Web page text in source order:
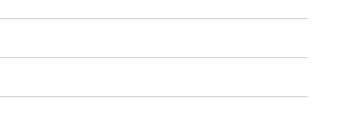
ovládání.